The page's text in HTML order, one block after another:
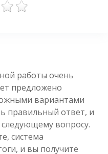
работы очень
предложено
вариантами
правильный ответ, и
вопросу.
система
и вы получите